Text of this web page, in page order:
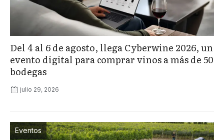
Del 4 al 6 de agosto, llega Cyberwine 2026, un
evento digital para comprar vinos a más de 50
bodegas
julio 29, 2026
Eventos